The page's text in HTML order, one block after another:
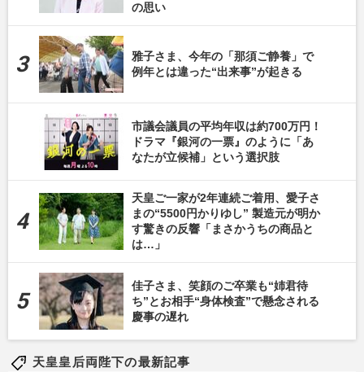
の思い
雅子さま、今年の「那須ご静養」で
例年とは違った“出来事”が起きる
市議会議員の平均年収は約700万円！
ドラマ『銀河の一票』のように「あ
なたが立候補」という選択肢
天皇ご一家が2年連続ご着用、愛子さ
まの“5500円かりゆし” 製造元が明か
す驚きの反響「まさかうちの商品と
は…」
佳子さま、笑顔のご卒業も“姉君待
ち”とお相手“身体検査”で懸念される
慶事の遅れ
天皇皇后両陛下の最新記事